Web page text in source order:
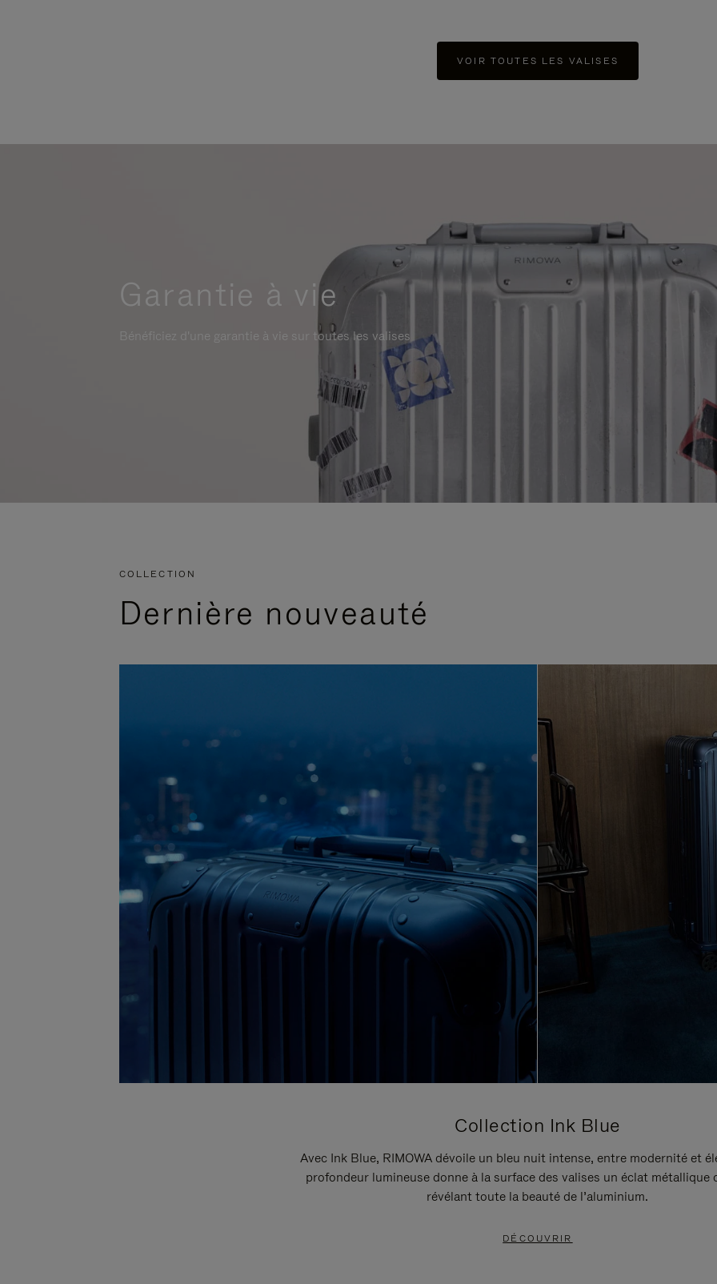
VOIR TOUTES LES VALISES
Garantie à vie
Bénéficiez d'une garantie à vie sur toutes les valises
COLLECTION
Dernière nouveauté
Collection Ink Blue
Avec Ink Blue, RIMOWA dévoile un bleu nuit intense, entre modernité et
profondeur lumineuse donne à la surface des valises un éclat métallique
révélant toute la beauté de l’aluminium.
DÉCOUVRIR